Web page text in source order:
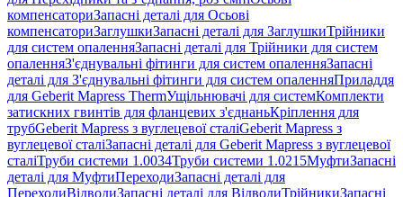
компенсаториЗапасні деталі для Осьові
компенсаториЗаглушкиЗапасні деталі для ЗаглушкиТрійники
для систем опаленняЗапасні деталі для Трійники для систем
опаленняЗ'єднувальні фітинги для систем опаленняЗапасні
деталі для З'єднувальні фітинги для систем опаленняПриладдя
для Geberit Mapress ThermУщільнювачі для системКомплекти
затискних гвинтів для фланцевих з'єднаньКріплення для
трубGeberit Mapress з вуглецевої сталіGeberit Mapress з
вуглецевої сталіЗапасні деталі для Geberit Mapress з вуглецевої
сталіТруби системи 1.0034Труби системи 1.0215МуфтиЗапасні
деталі для МуфтиПереходиЗапасні деталі для
ПереходиВідводиЗапасні деталі для ВідводиТрійникиЗапасні